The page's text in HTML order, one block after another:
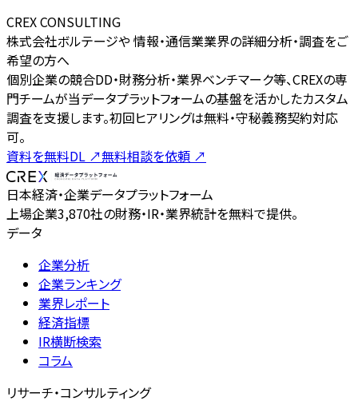
CREX CONSULTING
株式会社ボルテージや 情報・通信業業界の詳細分析・調査をご
希望の方へ
個別企業の競合DD・財務分析・業界ベンチマーク等、CREXの専
門チームが当データプラットフォームの基盤を活かしたカスタム
調査を支援します。初回ヒアリングは無料・守秘義務契約対応
可。
資料を無料DL ↗無料相談を依頼 ↗
日本経済・企業データプラットフォーム
上場企業3,870社の財務・IR・業界統計を無料で提供。
データ
企業分析
企業ランキング
業界レポート
経済指標
IR横断検索
コラム
リサーチ・コンサルティング